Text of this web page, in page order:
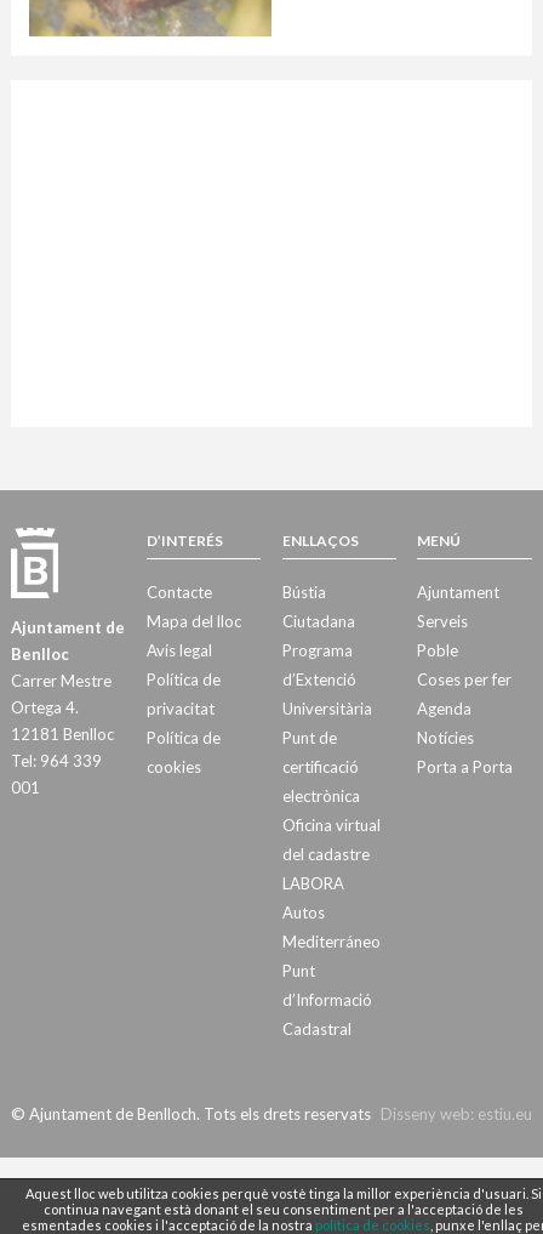
Ajuntament de
Benlloc
Carrer Mestre
Ortega 4.
12181 Benlloc
Tel: 964 339
001
D’INTERÉS
Contacte
Mapa del lloc
Avís legal
Política de
privacitat
Política de
cookies
ENLLAÇOS
Bústia
Ciutadana
Programa
d’Extenció
Universitària
Punt de
certificació
electrònica
Oficina virtual
del cadastre
LABORA
Autos
Mediterráneo
Punt
d’Informació
Cadastral
MENÚ
Ajuntament
Serveis
Poble
Coses per fer
Agenda
Notícies
Porta a Porta
Disseny web: estiu.eu
© Ajuntament de Benlloch. Tots els drets reservats
Aquest lloc web utilitza cookies perquè vostè tinga la millor experiència d'usuari. Si
continua navegant està donant el seu consentiment per a l'acceptació de les
esmentades cookies i l'acceptació de la nostra política de cookies , punxe l'enllaç